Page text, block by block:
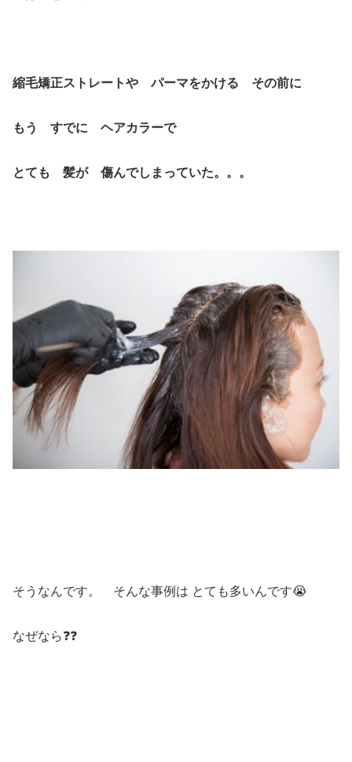
縮毛矯正ストレートや パーマをかける その前に
もう すでに ヘアカラーで
とても 髪が 傷んでしまっていた。。。
そうなんです。 そんな事例は とても多いんです😭
なぜなら❓❓